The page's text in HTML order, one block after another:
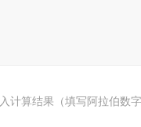
计算结果（填写阿拉伯数